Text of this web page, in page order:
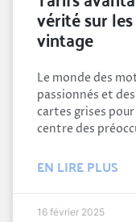
vérité sur
vintage
Le monde des
passionnés et
cartes grises
centre des
EN LIRE PLUS
16 février 2025